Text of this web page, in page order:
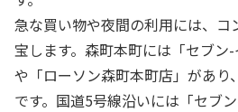
急な買い物や夜間の利用には、
宝します。森町本町には「セブン-
や「ローソン森町本町店」があり
です。国道5号線沿いには「セブ